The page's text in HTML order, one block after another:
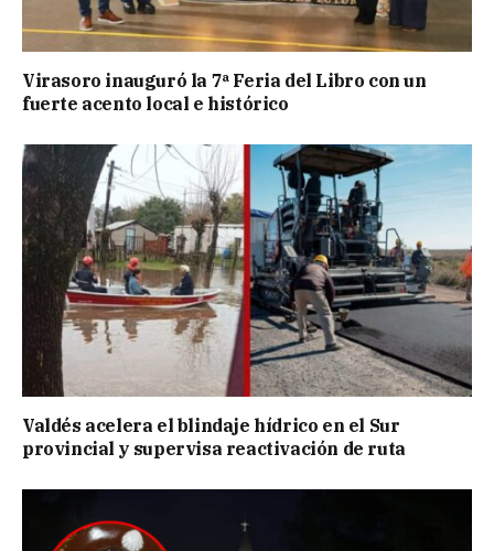
Virasoro inauguró la 7ª Feria del Libro con un
fuerte acento local e histórico
Valdés acelera el blindaje hídrico en el Sur
provincial y supervisa reactivación de ruta